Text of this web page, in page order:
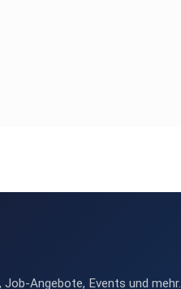
Angebote, Events und mehr.